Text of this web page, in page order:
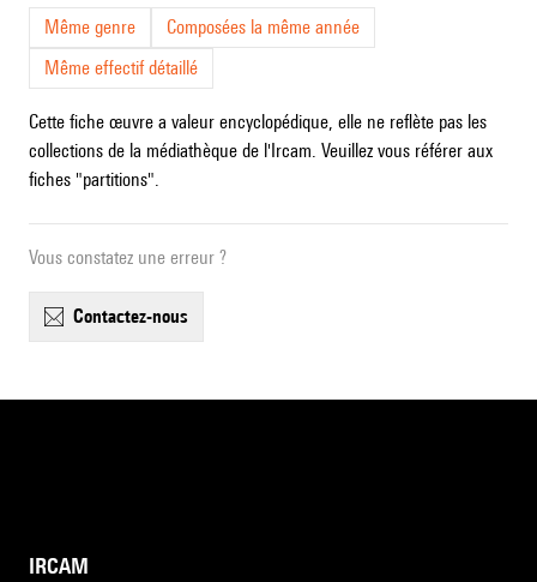
Même genre
Composées la même année
Même effectif détaillé
Cette fiche œuvre a valeur encyclopédique, elle ne reflète pas les
collections de la médiathèque de l'Ircam. Veuillez vous référer aux
fiches "partitions".
Vous constatez une erreur ?
contactez-nous
IRCAM